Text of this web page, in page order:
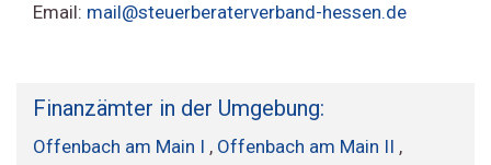
Email: mail@steuerberaterverband-hessen.de
Finanzämter in der Umgebung:
Offenbach am Main I , Offenbach am Main II ,